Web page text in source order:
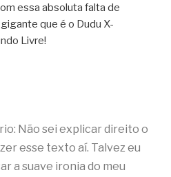
essa absoluta falta de
que é o Dudu X-
Livre!
Não sei explicar direito o
esse texto aí. Talvez eu
a suave ironia do meu